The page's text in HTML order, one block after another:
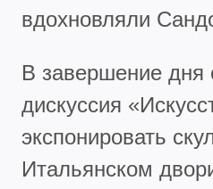
вдохновляли
В завершение дня
дискуссия
экспонировать
Итальянском